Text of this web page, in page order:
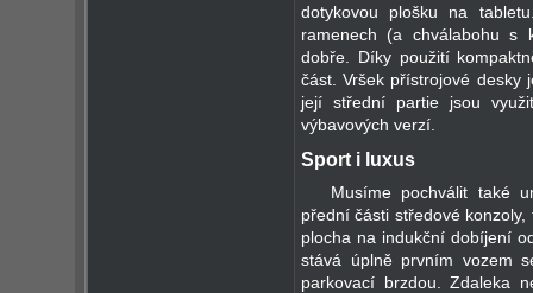
dotykovou plošku na
ramenech (a chválabohu s
dobře. Díky použití
část. Vršek přístrojové desky
její střední partie jsou
výbavových verzí.
Sport i luxus
Musíme pochválit také
přední části středové
plocha na indukční dobíjení
stává úplně prvním vozem
parkovací brzdou. Zdaleka